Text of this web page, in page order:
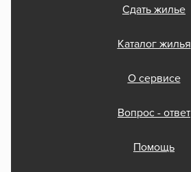
Сдать жилье
Каталог жилья
О сервисе
Вопрос - ответ
Помощь